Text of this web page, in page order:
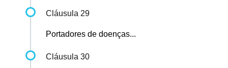
Cláusula 29
Portadores de doenças...
Cláusula 30